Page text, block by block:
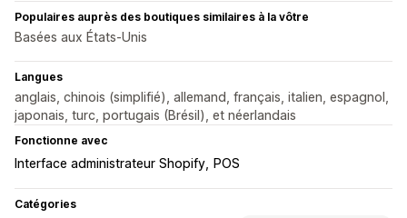
Populaires auprès des boutiques similaires à la vôtre
Basées aux États-Unis
Langues
anglais, chinois (simplifié), allemand, français, italien, espagnol,
japonais, turc, portugais (Brésil), et néerlandais
Fonctionne avec
Interface administrateur Shopify POS
Catégories